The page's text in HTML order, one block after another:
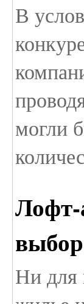
В
могли
Ни для